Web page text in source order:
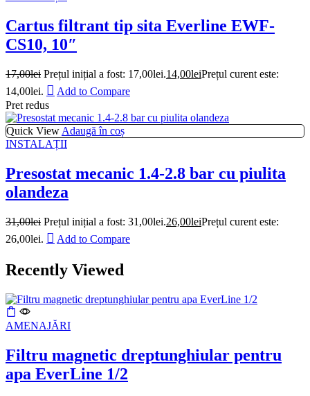
Cartus filtrant tip sita Everline EWF-
CS10, 10″
17,00lei Prețul inițial a fost: 17,00lei.14,00leiPrețul curent este:
14,00lei.
Add to Compare
Pret redus
Quick View Adaugă în coș
INSTALAȚII
Presostat mecanic 1.4-2.8 bar cu piulita
olandeza
31,00lei Prețul inițial a fost: 31,00lei.26,00leiPrețul curent este:
26,00lei.
Add to Compare
Recently Viewed
AMENAJĂRI
Filtru magnetic dreptunghiular pentru
apa EverLine 1/2